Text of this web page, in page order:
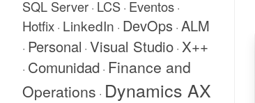
SQL Server · LCS · Eventos ·
Hotfix · LinkedIn · DevOps · ALM
· Personal · Visual Studio · X++
· Comunidad · Finance and
Operations · Dynamics AX